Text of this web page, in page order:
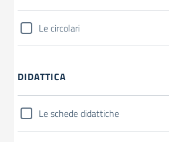
Le circolari
DIDATTICA
Le schede didattiche